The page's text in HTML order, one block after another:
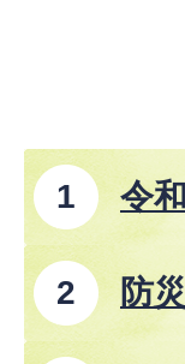
令
防